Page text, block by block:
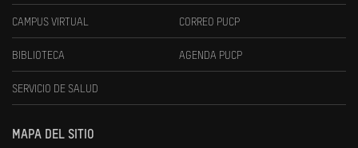
CAMPUS VIRTUAL CORREO PUCP
BIBLIOTECA AGENDA PUCP
SERVICIO DE SALUD
MAPA DEL SITIO